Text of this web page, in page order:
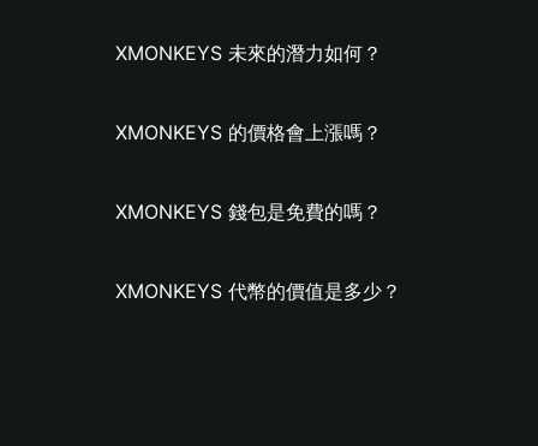
XMONKEYS 未來的潛力如何？
XMONKEYS 的價格會上漲嗎？
XMONKEYS 錢包是免費的嗎？
XMONKEYS 代幣的價值是多少？